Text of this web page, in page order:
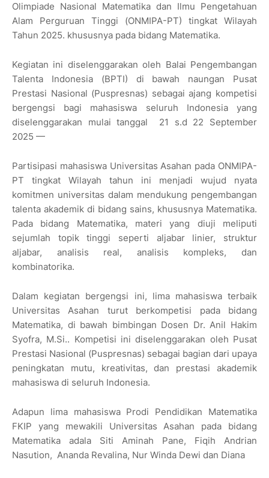
Olimpiade Nasional Matematika dan Ilmu Pengetahuan
Alam Perguruan Tinggi (ONMIPA-PT) tingkat Wilayah
Tahun 2025. khususnya pada bidang Matematika.
Kegiatan ini diselenggarakan oleh Balai Pengembangan
Talenta Indonesia (BPTI) di bawah naungan Pusat
Prestasi Nasional (Puspresnas) sebagai ajang kompetisi
bergengsi bagi mahasiswa seluruh Indonesia yang
diselenggarakan mulai tanggal 21 s.d 22 September
2025 —
Partisipasi mahasiswa Universitas Asahan pada ONMIPA-
PT tingkat Wilayah tahun ini menjadi wujud nyata
komitmen universitas dalam mendukung pengembangan
talenta akademik di bidang sains, khususnya Matematika.
Pada bidang Matematika, materi yang diuji meliputi
sejumlah topik tinggi seperti aljabar linier, struktur
aljabar, analisis real, analisis kompleks, dan
kombinatorika.
Dalam kegiatan bergengsi ini, lima mahasiswa terbaik
Universitas Asahan turut berkompetisi pada bidang
Matematika, di bawah bimbingan Dosen Dr. Anil Hakim
Syofra, M.Si.. Kompetisi ini diselenggarakan oleh Pusat
Prestasi Nasional (Puspresnas) sebagai bagian dari upaya
peningkatan mutu, kreativitas, dan prestasi akademik
mahasiswa di seluruh Indonesia.
Adapun lima mahasiswa Prodi Pendidikan Matematika
FKIP yang mewakili Universitas Asahan pada bidang
Matematika adala Siti Aminah Pane, Fiqih Andrian
Nasution, Ananda Revalina, Nur Winda Dewi dan Diana